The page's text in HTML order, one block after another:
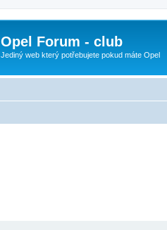
Opel Forum - club
Jediný web který potřebujete pokud máte Opel